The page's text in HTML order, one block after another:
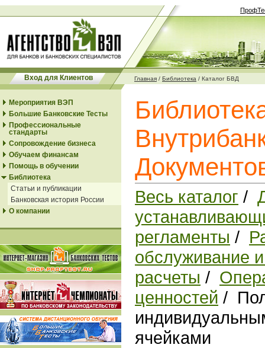
Вход для Клиентов Главная / Библиотека / Каталог БВД
Мероприятия ВЭП
Большие Банковские Тесты
Профессиональные
стандарты
Сопровождение бизнеса
Обучаем финансам
Помощь в обучении
Библиотека
Статьи и публикации
Банковская история России
О компании
Весь каталог /
регламенты /
обслуживание
расчеты /
ценностей /
ячейками